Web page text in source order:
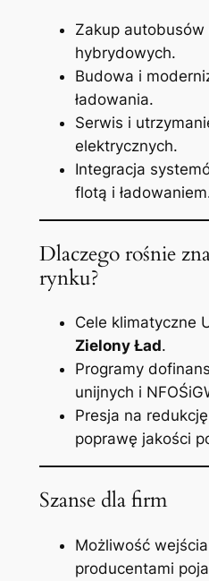
Zakup
hybrydowych.
Budowa i
ładowania.
Serwis i
elektrycznych.
Integracja
flotą i
Dlaczego rośnie
rynku?
Cele klimatyczne
Zielony Ład.
Programy
unijnych i
Presja na
poprawę jakości
Szanse dla firm
Możliwość
producentami